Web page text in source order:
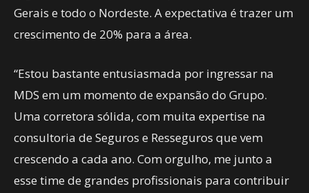
Gerais e todo o Nordeste. A expectativa é trazer um
crescimento de 20% para a área.
“Estou bastante entusiasmada por ingressar na
MDS em um momento de expansão do Grupo.
Uma corretora sólida, com muita expertise na
consultoria de Seguros e Resseguros que vem
crescendo a cada ano. Com orgulho, me junto a
esse time de grandes profissionais para contribuir